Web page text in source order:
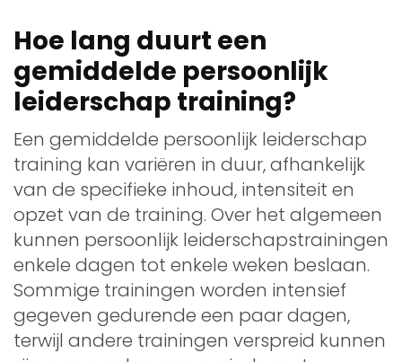
Hoe lang duurt een
gemiddelde persoonlijk
leiderschap training?
Een gemiddelde persoonlijk leiderschap
training kan variëren in duur, afhankelijk
van de specifieke inhoud, intensiteit en
opzet van de training. Over het algemeen
kunnen persoonlijk leiderschapstrainingen
enkele dagen tot enkele weken beslaan.
Sommige trainingen worden intensief
gegeven gedurende een paar dagen,
terwijl andere trainingen verspreid kunnen